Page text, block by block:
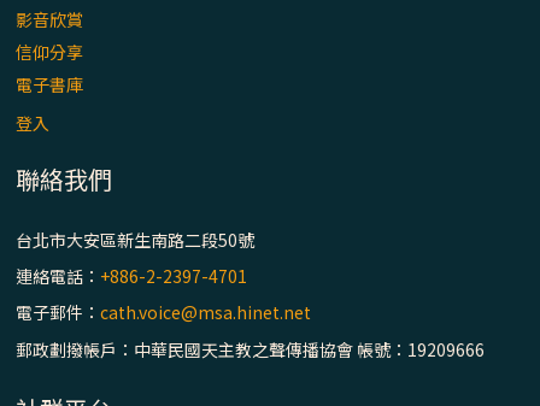
影音欣賞
信仰分享
電子書庫
登入
聯絡我們
台北市大安區新生南路二段50號
連絡電話： +886-2-2397-4701
電子郵件：cath.voice@msa.hinet.net
郵政劃撥帳戶：中華民國天主教之聲傳播協會 帳號：19209666